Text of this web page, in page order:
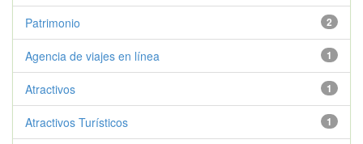
2
Patrimonio
1
Agencia de viajes en línea
1
Atractivos
1
Atractivos Turísticos